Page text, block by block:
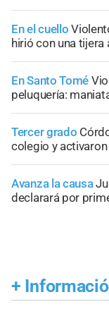
En el cuello
hirió con una tijera
En Santo Tomé
peluquería:
Tercer grado
colegio y
Avanza la causa
declarará por
+